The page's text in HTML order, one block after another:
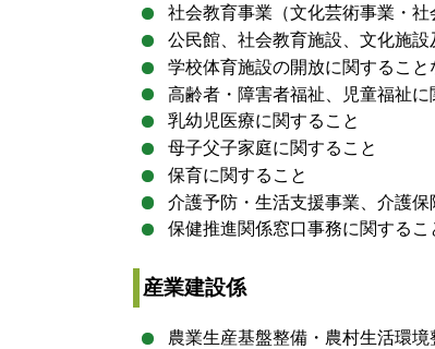
社会教育事業（文化芸術事業・
公民館、社会教育施設、文化施
学校体育施設の開放に関すること
高齢者・障害者福祉、児童福祉に
乳幼児医療に関すること
母子父子家庭に関すること
保育に関すること
介護予防・生活支援事業、介護保
保健推進関係窓口事務に関するこ
産業建設係
農業生産基盤整備・農村生活環境